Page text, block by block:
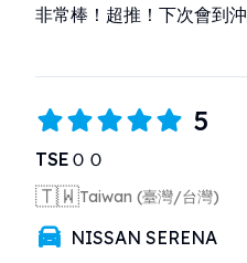
非常棒！超推！下次會到
5
TSEＯＯ
🇹🇼Taiwan (臺灣/台灣)
NISSAN SERENA